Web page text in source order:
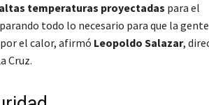
altas temperaturas proyectadas para el
todo lo necesario para que la gente
el calor, afirmó Leopoldo Salazar,
Cruz.